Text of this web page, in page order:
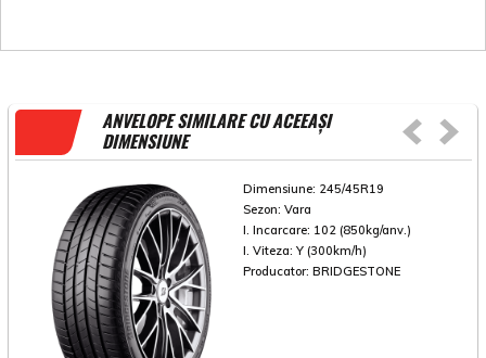
ANVELOPE SIMILARE CU ACEEAȘI
DIMENSIUNE
Dimensiune: 245/45R19
Sezon: Vara
I. Incarcare: 102 (850kg/anv.)
I. Viteza: Y (300km/h)
Producator: BRIDGESTONE